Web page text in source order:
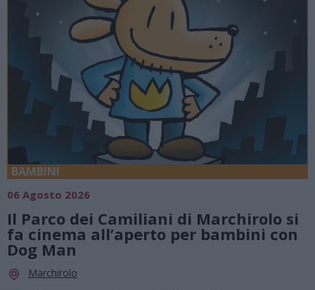
BAMBINI
06 Agosto 2026
Il Parco dei Camiliani di Marchirolo si
fa cinema all’aperto per bambini con
Dog Man
Marchirolo